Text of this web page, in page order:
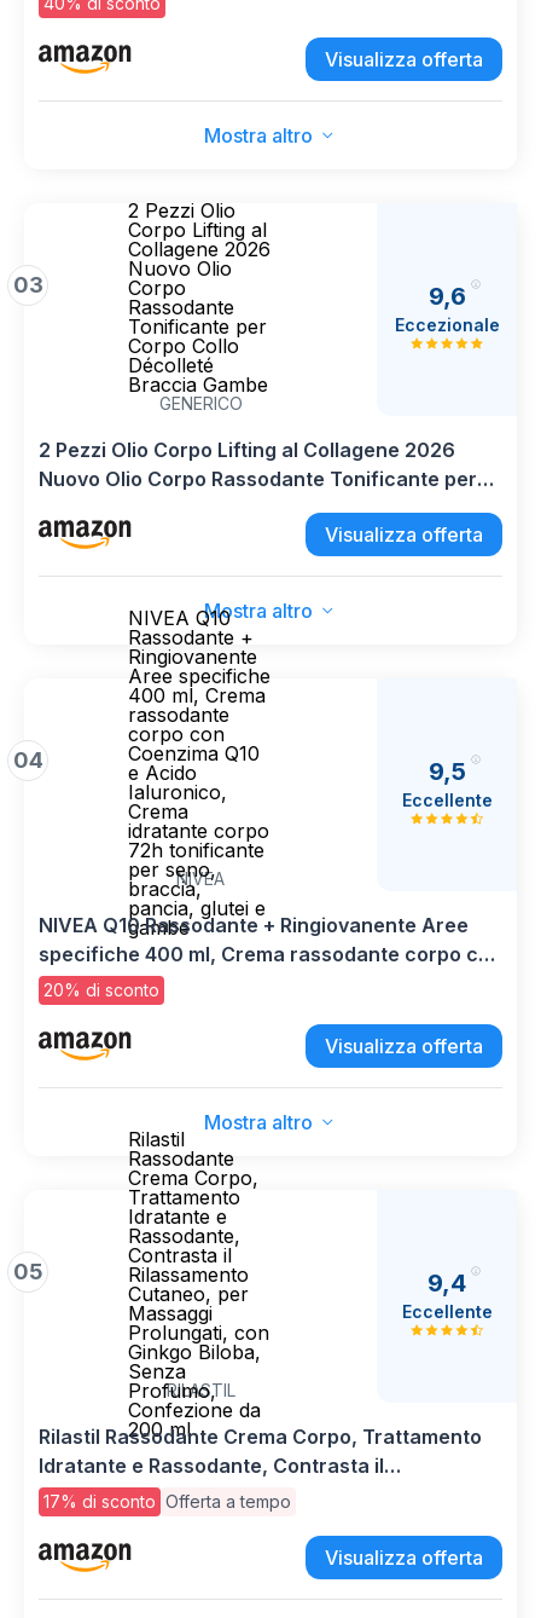
L'invecchiamento, 400 ml
Visualizza offerta
Mostra altro
03
2 Pezzi Olio
Corpo Lifting al
Collagene 2026
Nuovo Olio
Corpo
Rassodante
Tonificante per
Corpo Collo
Décolleté
Braccia Gambe
GENERICO
9,6
Eccezionale
2 Pezzi Olio Corpo Lifting al Collagene 2026
Nuovo Olio Corpo Rassodante Tonificante per
Corpo Collo Décolleté Braccia Gambe
Visualizza offerta
Mostra altro
04
NIVEA Q10
Rassodante +
Ringiovanente
Aree specifiche
400 ml, Crema
rassodante
corpo con
Coenzima Q10
e Acido
Ialuronico,
Crema
idratante corpo
72h tonificante
per seno,
braccia,
pancia, glutei e
gambe
NIVEA
9,5
Eccellente
NIVEA Q10 Rassodante + Ringiovanente Aree
specifiche 400 ml, Crema rassodante corpo con
Coenzima Q10 e Acido Ialuronico, Crema
idratante corpo 72h tonificante per seno,
braccia, pancia, glutei e gambe
20% di sconto
Visualizza offerta
Mostra altro
05
Rilastil
Rassodante
Crema Corpo,
Trattamento
Idratante e
Rassodante,
Contrasta il
Rilassamento
Cutaneo, per
Massaggi
Prolungati, con
Ginkgo Biloba,
Senza
Profumo,
Confezione da
200 ml
RILASTIL
9,4
Eccellente
Rilastil Rassodante Crema Corpo, Trattamento
Idratante e Rassodante, Contrasta il
Rilassamento Cutaneo, per Massaggi Prolungati,
con Ginkgo Biloba, Senza Profumo, Confezione
da 200 ml
17% di sconto Offerta a tempo
Visualizza offerta